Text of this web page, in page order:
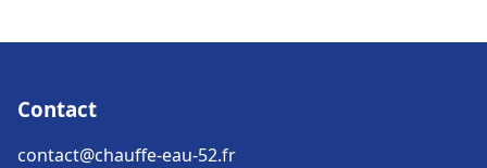
Contact
contact@chauffe-eau-52.fr